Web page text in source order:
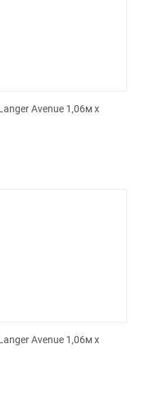
Avenue 1,06м х
Avenue 1,06м х